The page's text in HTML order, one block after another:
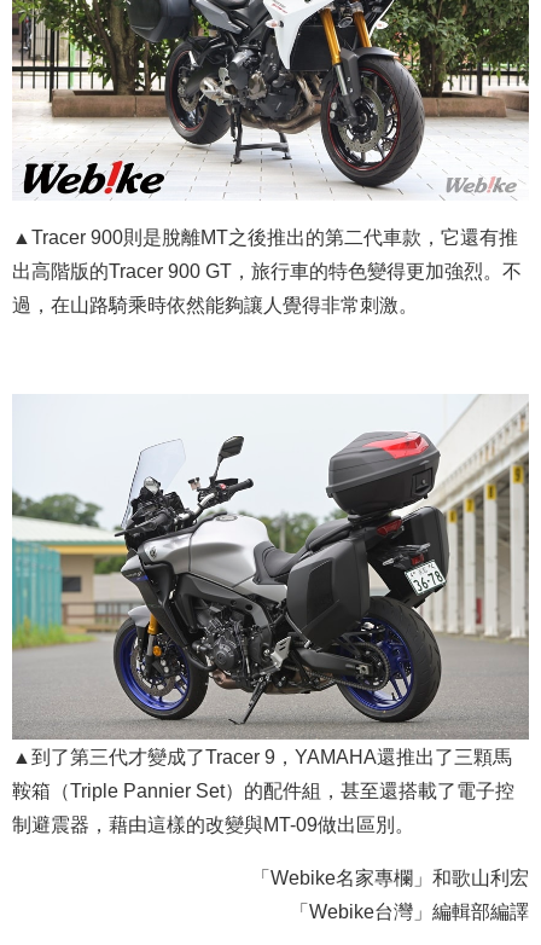
▲Tracer 900則是脫離MT之後推出的第二代車款，它還有推
出高階版的Tracer 900 GT，旅行車的特色變得更加強烈。不
過，在山路騎乘時依然能夠讓人覺得非常刺激。
▲到了第三代才變成了Tracer 9，YAMAHA還推出了三顆馬
鞍箱（Triple Pannier Set）的配件組，甚至還搭載了電子控
制避震器，藉由這樣的改變與MT-09做出區別。
「Webike名家專欄」和歌山利宏
「Webike台灣」編輯部編譯